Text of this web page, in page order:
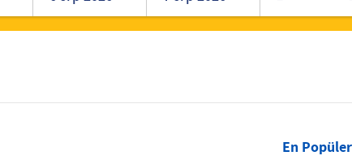
Romanian Turkish
En